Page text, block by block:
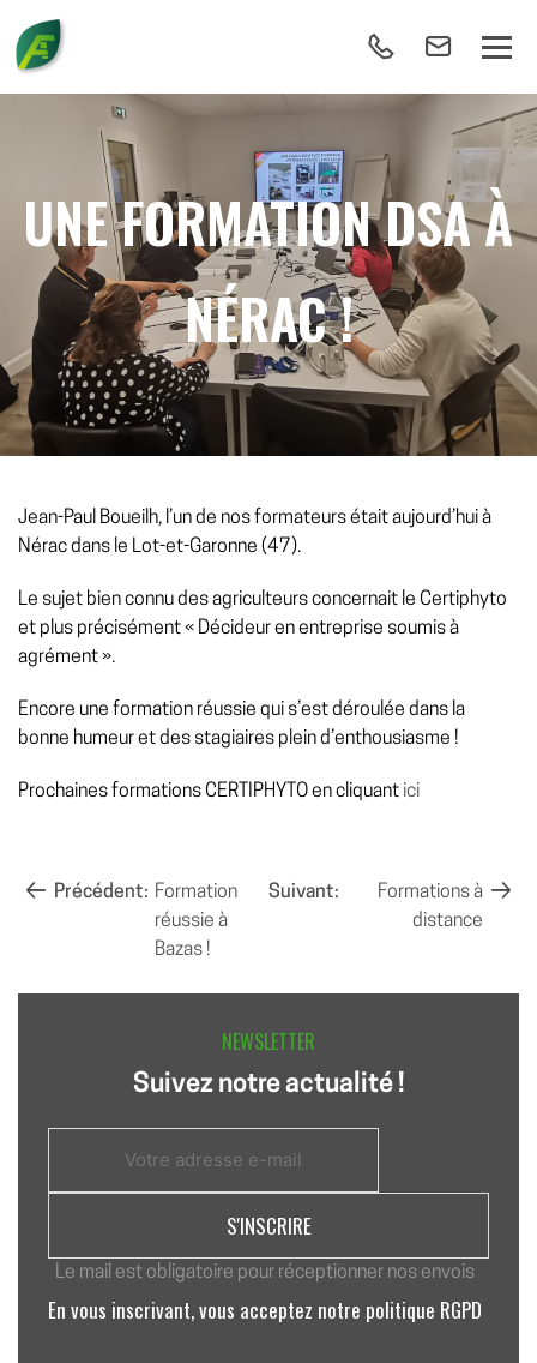
UNE FORMATION DSA À
NÉRAC !
Jean-Paul Boueilh, l’un de nos formateurs était aujourd’hui à
Nérac dans le Lot-et-Garonne (47).
Le sujet bien connu des agriculteurs concernait le Certiphyto
et plus précisément « Décideur en entreprise soumis à
agrément ».
Encore une formation réussie qui s’est déroulée dans la
bonne humeur et des stagiaires plein d’enthousiasme !
Prochaines formations CERTIPHYTO en cliquant ici
NAVIGATION
Précédent: Formation
réussie à
Bazas !
Suivant:
Formations à
distance
NEWSLETTER
Suivez notre actualité !
Le mail est obligatoire pour réceptionner nos envois
En vous inscrivant, vous acceptez notre politique RGPD